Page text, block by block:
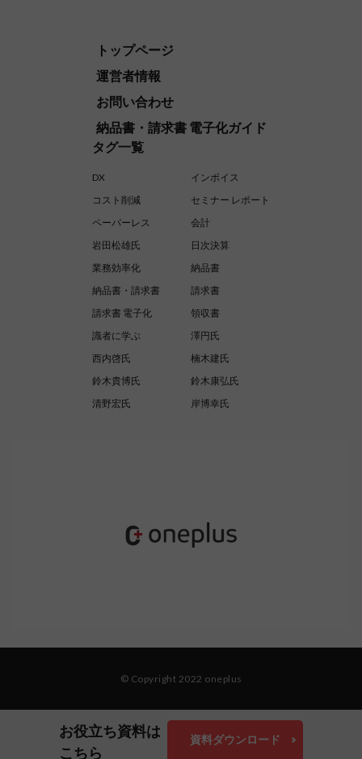
トップページ
運営者情報
お問い合わせ
納品書・請求書 電子化ガイド
タグ一覧
DX
インボイス
コスト削減
セミナー レポート
ペーパーレス
会計
岩田松雄氏
日次決算
業務効率化
納品書
納品書・請求書
請求書
請求書 電子化
領収書
識者に学ぶ
澤円氏
西内啓氏
楠木建氏
鈴木貴博氏
鈴木康弘氏
清野宏氏
岸博幸氏
お役立ち資料は
こちら
資料ダウンロード
© Copyright 2022 oneplus